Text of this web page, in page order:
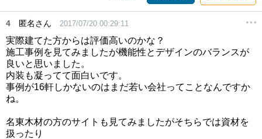
4 匿名さん 2017/07/20 00:29:11
実際建てた方からは評価高いのかな？
施工事例を見てみましたが機能性とデザインのバランスが
良いと思いました。
内装も凝ってて面白いです。
事例が16軒しかないのはまだ若い会社ってことなんですか
ね。
名東木材の方のサイトも見てみましたがそちらでは資材を
扱ったり